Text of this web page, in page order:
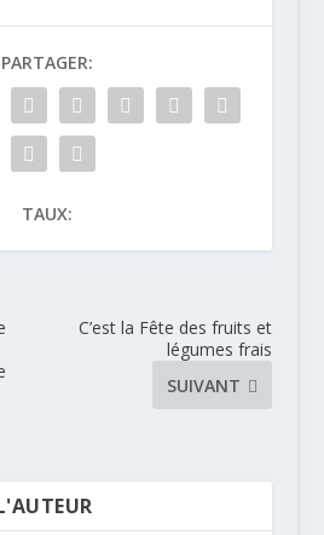
PARTAGER:
TAUX:
C’est la Fête des fruits et
légumes frais
SUIVANT